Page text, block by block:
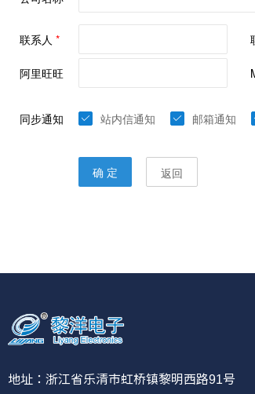
地址：浙江省乐清市虹桥镇黎明西路91号